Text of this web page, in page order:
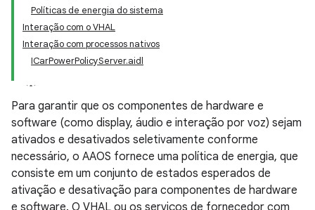
Políticas de energia do sistema
Interação com o VHAL
Interação com processos nativos
ICarPowerPolicyServer.aidl
Para garantir que os componentes de hardware e
software (como display, áudio e interação por voz) sejam
ativados e desativados seletivamente conforme
necessário, o AAOS fornece uma política de energia, que
consiste em um conjunto de estados esperados de
ativação e desativação para componentes de hardware
e software. O VHAL ou os serviços de fornecedor com